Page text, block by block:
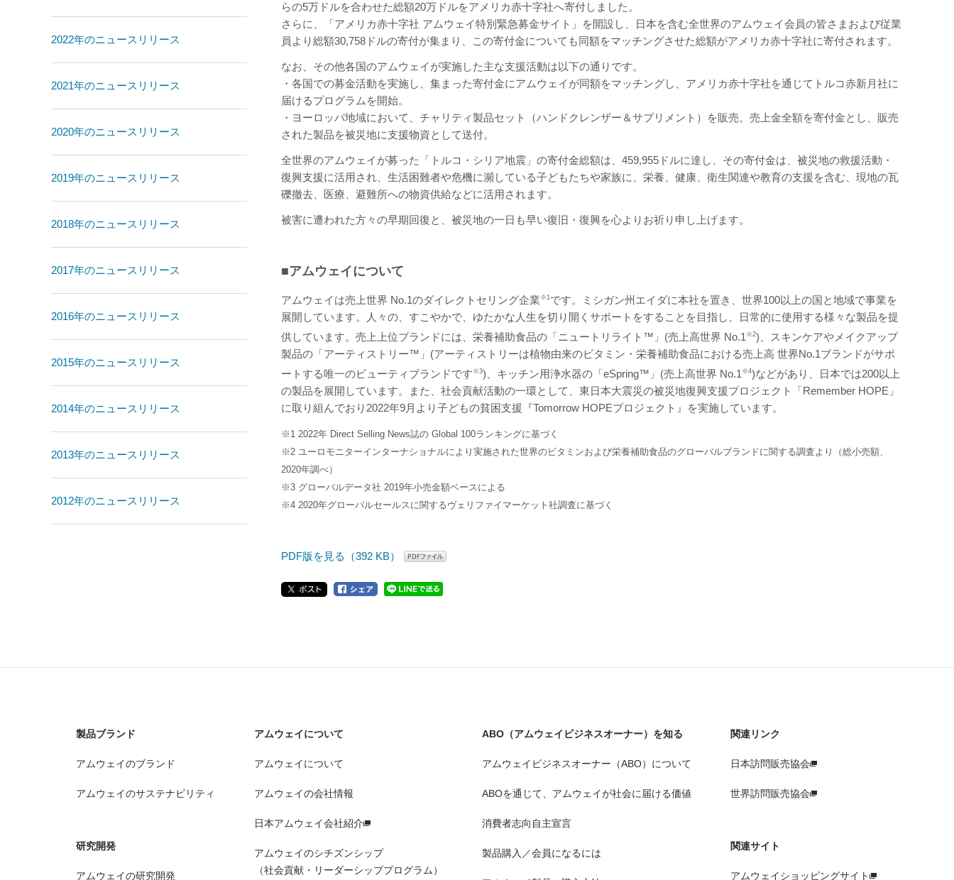
らの5万ドルを合わせた総額20万ドルをアメリカ赤十字社へ寄付しました。
さらに、「アメリカ赤十字社 アムウェイ特別緊急募金サイト」を開設し、日本を含む全世界のアムウェイ会員の皆さまおよび従業
員より総額30,758ドルの寄付が集まり、この寄付金についても同額をマッチングさせた総額がアメリカ赤十字社に寄付されます。
なお、その他各国のアムウェイが実施した主な支援活動は以下の通りです。
・各国での募金活動を実施し、集まった寄付金にアムウェイが同額をマッチングし、アメリカ赤十字社を通じてトルコ赤新月社に
届けるプログラムを開始。
・ヨーロッパ地域において、チャリティ製品セット（ハンドクレンザー＆サプリメント）を販売。売上金全額を寄付金とし、販売
された製品を被災地に支援物資として送付。
全世界のアムウェイが募った「トルコ・シリア地震」の寄付金総額は、459,955ドルに達し、その寄付金は、被災地の救援活動・
復興支援に活用され、生活困難者や危機に瀕している子どもたちや家族に、栄養、健康、衛生関連や教育の支援を含む、現地の瓦
礫撤去、医療、避難所への物資供給などに活用されます。
被害に遭われた方々の早期回復と、被災地の一日も早い復旧・復興を心よりお祈り申し上げます。
■アムウェイについて
アムウェイは売上世界 No.1のダイレクトセリング企業 ※1です。ミシガン州エイダに本社を置き、世界100以上の国と地域で事業を
展開しています。人々の、すこやかで、ゆたかな人生を切り開くサポートをすることを目指し、日常的に使用する様々な製品を提
供しています。売上上位ブランドには、栄養補助食品の「ニュートリライト™」(売上高世界 No.1 ※2)、スキンケアやメイクアップ
製品の「アーティストリー™」(アーティストリーは植物由来のビタミン・栄養補助食品における売上高 世界No.1ブランドがサポ
ートする唯一のビューティブランドです ※3)、キッチン用浄水器の「eSpring™」(売上高世界 No.1 ※4)などがあり、日本では200以上
の製品を展開しています。また、社会貢献活動の一環として、東日本大震災の被災地復興支援プロジェクト「Remember HOPE」
に取り組んでおり2022年9月より子どもの貧困支援『Tomorrow HOPEプロジェクト』を実施しています。
※1 2022年 Direct Selling News誌の Global 100ランキングに基づく
※2 ユーロモニターインターナショナルにより実施された世界のビタミンおよび栄養補助食品のグローバルブランドに関する調査より（総小売額、
2020年調べ）
※3 グローバルデータ社 2019年小売金額ベースによる
※4 2020年グローバルセールスに関するヴェリファイマーケット社調査に基づく
PDF版を見る（392 KB）
2022年のニュースリリース
2021年のニュースリリース
2020年のニュースリリース
2019年のニュースリリース
2018年のニュースリリース
2017年のニュースリリース
2016年のニュースリリース
2015年のニュースリリース
2014年のニュースリリース
2013年のニュースリリース
2012年のニュースリリース
製品ブランド
アムウェイのブランド
アムウェイのサステナビリティ
研究開発
アムウェイの研究開発
アムウェイについて
アムウェイについて
アムウェイの会社情報
日本アムウェイ会社紹介
アムウェイのシチズンシップ
（社会貢献・リーダーシッププログラム）
ABO（アムウェイビジネスオーナー）を知る
アムウェイビジネスオーナー（ABO）について
ABOを通じて、アムウェイが社会に届ける価値
消費者志向自主宣言
製品購入／会員になるには
関連リンク
日本訪問販売協会
世界訪問販売協会
関連サイト
アムウェイショッピングサイト